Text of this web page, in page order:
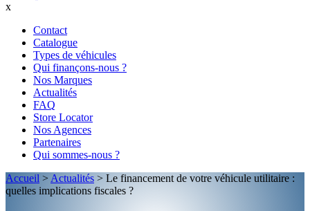
x
Contact
Catalogue
Types de véhicules
Qui finançons-nous ?
Nos Marques
Actualités
FAQ
Store Locator
Nos Agences
Partenaires
Qui sommes-nous ?
Accueil > Actualités > Le financement de votre véhicule utilitaire :
quelles implications fiscales ?